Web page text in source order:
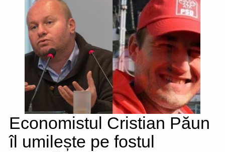
Economistul Cristian Păun
îl umilește pe fostul